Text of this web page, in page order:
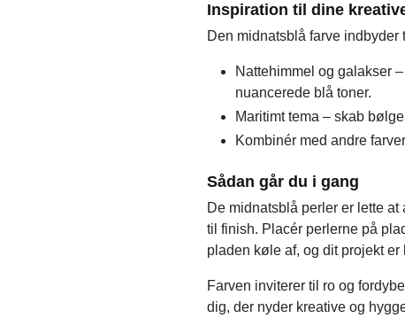
Inspiration til dine
Den midnatsblå farve
Nattehimmel og galakser
nuancerede blå toner.
Maritimt tema – skab
Kombinér med andre
Sådan går du i gang
De midnatsblå perler er lette
til finish. Placér perlerne på
pladen køle af, og dit projekt
Farven inviterer til ro og
dig, der nyder kreative og